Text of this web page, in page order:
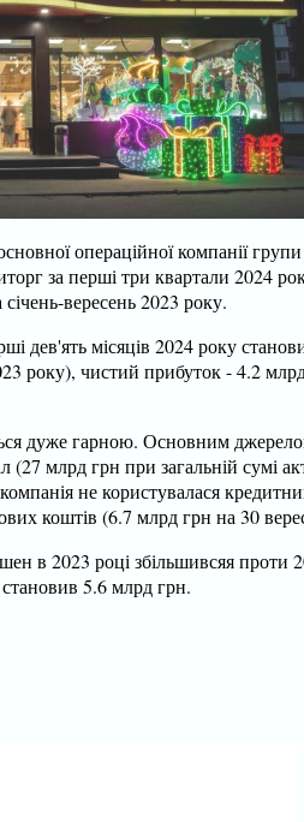
операційної компанії
за перші три квартали 2024
вересень 2023 року.
дев'ять місяців 2024 року
року), чистий прибуток - 4.2
дуже гарною. Основним
(27 млрд грн при загальній сумі
не користувалася
коштів (6.7 млрд грн на 30
в 2023 році збільшивсяя проти
5.6 млрд грн.